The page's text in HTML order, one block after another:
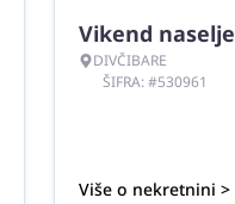
Vikend naselje
DIVČIBARE
ŠIFRA: #530961
Više o nekretnini >